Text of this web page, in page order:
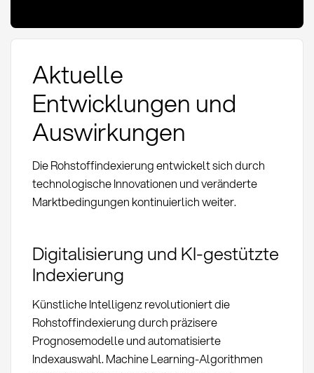
Aktuelle
Entwicklungen und
Auswirkungen
Die Rohstoffindexierung entwickelt sich durch
technologische Innovationen und veränderte
Marktbedingungen kontinuierlich weiter.
Digitalisierung und KI-gestützte
Indexierung
Künstliche Intelligenz revolutioniert die
Rohstoffindexierung durch präzisere
Prognosemodelle und automatisierte
Indexauswahl. Machine Learning-Algorithmen